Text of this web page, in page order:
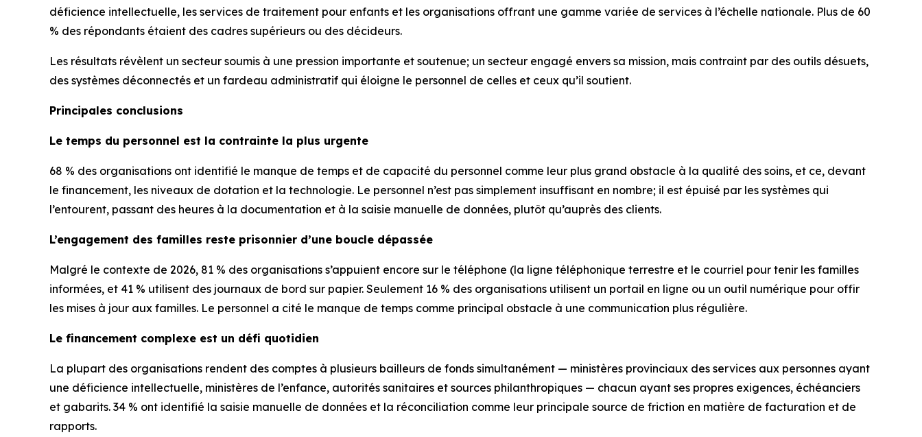
déficience intellectuelle, les services de traitement pour enfants et les organisations offrant une gamme variée de services à l’échelle nationale. Plus de 60
% des répondants étaient des cadres supérieurs ou des décideurs.
Les résultats révèlent un secteur soumis à une pression importante et soutenue; un secteur engagé envers sa mission, mais contraint par des outils désuets,
des systèmes déconnectés et un fardeau administratif qui éloigne le personnel de celles et ceux qu’il soutient.
Principales conclusions
Le temps du personnel est la contrainte la plus urgente
68 % des organisations ont identifié le manque de temps et de capacité du personnel comme leur plus grand obstacle à la qualité des soins, et ce, devant
le financement, les niveaux de dotation et la technologie. Le personnel n’est pas simplement insuffisant en nombre; il est épuisé par les systèmes qui
l’entourent, passant des heures à la documentation et à la saisie manuelle de données, plutôt qu’auprès des clients.
L’engagement des familles reste prisonnier d’une boucle dépassée
Malgré le contexte de 2026, 81 % des organisations s’appuient encore sur le téléphone (la ligne téléphonique terrestre et le courriel pour tenir les familles
informées, et 41 % utilisent des journaux de bord sur papier. Seulement 16 % des organisations utilisent un portail en ligne ou un outil numérique pour offir
les mises à jour aux familles. Le personnel a cité le manque de temps comme principal obstacle à une communication plus régulière.
Le financement complexe est un défi quotidien
La plupart des organisations rendent des comptes à plusieurs bailleurs de fonds simultanément — ministères provinciaux des services aux personnes ayant
une déficience intellectuelle, ministères de l’enfance, autorités sanitaires et sources philanthropiques — chacun ayant ses propres exigences, échéanciers
et gabarits. 34 % ont identifié la saisie manuelle de données et la réconciliation comme leur principale source de friction en matière de facturation et de
rapports.